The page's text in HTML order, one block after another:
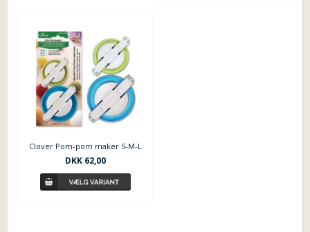
Clover Pom-pom maker S-M-L
DKK 62,00